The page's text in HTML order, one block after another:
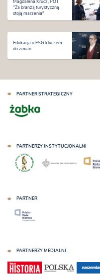
Magdalena Krucz, POT
"Za branżą turystyczną
stoją marzenia"
Edukacja o ESG kluczem
do zmian
PARTNER STRATEGICZNY
PARTNERZY INSTYTUCJONALNI
PARTNER
PARTNERZY MEDIALNI